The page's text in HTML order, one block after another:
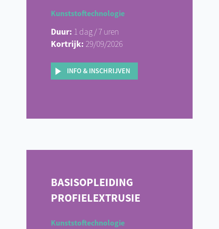
Kunststoftechnologie
Duur: 1 dag / 7 uren
Kortrijk: 29/09/2026
INFO & INSCHRIJVEN
BASISOPLEIDING
PROFIELEXTRUSIE
Kunststoftechnologie